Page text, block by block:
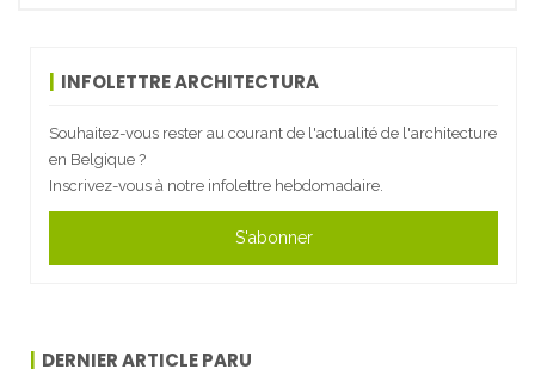
INFOLETTRE ARCHITECTURA
Souhaitez-vous rester au courant de l'actualité de l'architecture
en Belgique ?
Inscrivez-vous à notre infolettre hebdomadaire.
S'abonner
DERNIER ARTICLE PARU